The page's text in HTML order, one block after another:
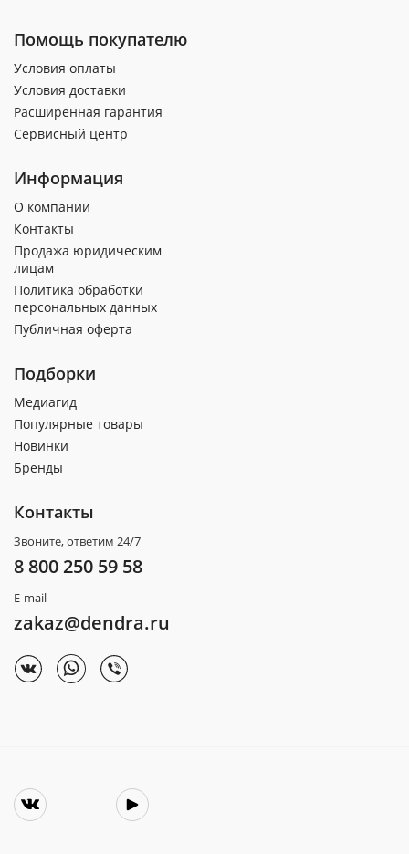
Помощь покупателю
Условия оплаты
Условия доставки
Расширенная гарантия
Сервисный центр
Информация
О компании
Контакты
Продажа юридическим
лицам
Политика обработки
персональных данных
Публичная оферта
Подборки
Медиагид
Популярные товары
Новинки
Бренды
Контакты
Звоните, ответим 24/7
8 800 250 59 58
E-mail
zakaz@dendra.ru